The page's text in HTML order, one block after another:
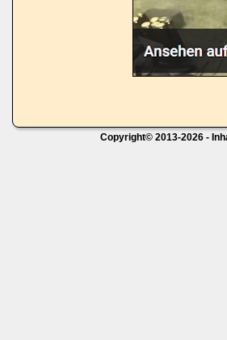
Copyright© 2013-2026 -